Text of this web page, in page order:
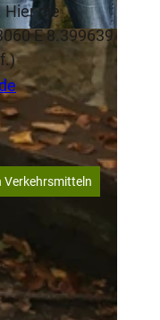
Hier die
E 8.399639
Verkehrsmitteln